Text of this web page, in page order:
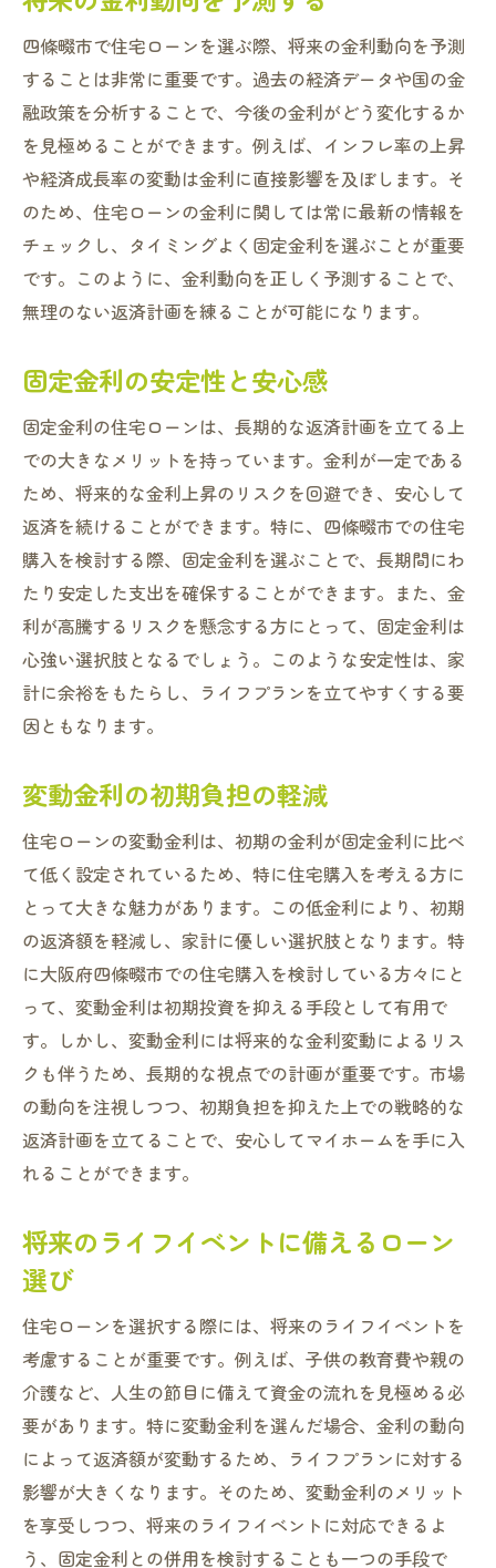
四條畷市で住宅ローンを選ぶ際、将来の金利動向を予測
することは非常に重要です。過去の経済データや国の金
融政策を分析することで、今後の金利がどう変化するか
を見極めることができます。例えば、インフレ率の上昇
や経済成長率の変動は金利に直接影響を及ぼします。そ
のため、住宅ローンの金利に関しては常に最新の情報を
チェックし、タイミングよく固定金利を選ぶことが重要
です。このように、金利動向を正しく予測することで、
無理のない返済計画を練ることが可能になります。
固定金利の安定性と安心感
固定金利の住宅ローンは、長期的な返済計画を立てる上
での大きなメリットを持っています。金利が一定である
ため、将来的な金利上昇のリスクを回避でき、安心して
返済を続けることができます。特に、四條畷市での住宅
購入を検討する際、固定金利を選ぶことで、長期間にわ
たり安定した支出を確保することができます。また、金
利が高騰するリスクを懸念する方にとって、固定金利は
心強い選択肢となるでしょう。このような安定性は、家
計に余裕をもたらし、ライフプランを立てやすくする要
因ともなります。
変動金利の初期負担の軽減
住宅ローンの変動金利は、初期の金利が固定金利に比べ
て低く設定されているため、特に住宅購入を考える方に
とって大きな魅力があります。この低金利により、初期
の返済額を軽減し、家計に優しい選択肢となります。特
に大阪府四條畷市での住宅購入を検討している方々にと
って、変動金利は初期投資を抑える手段として有用で
す。しかし、変動金利には将来的な金利変動によるリス
クも伴うため、長期的な視点での計画が重要です。市場
の動向を注視しつつ、初期負担を抑えた上での戦略的な
返済計画を立てることで、安心してマイホームを手に入
れることができます。
将来のライフイベントに備えるローン
選び
住宅ローンを選択する際には、将来のライフイベントを
考慮することが重要です。例えば、子供の教育費や親の
介護など、人生の節目に備えて資金の流れを見極める必
要があります。特に変動金利を選んだ場合、金利の動向
によって返済額が変動するため、ライフプランに対する
影響が大きくなります。そのため、変動金利のメリット
を享受しつつ、将来のライフイベントに対応できるよ
う、固定金利との併用を検討することも一つの手段で